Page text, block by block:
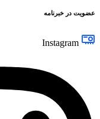
عضویت در خبرنامه
Instagram